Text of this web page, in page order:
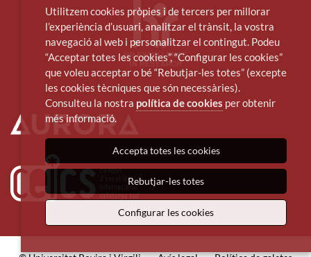
Utilitzem cookies pròpies i de tercers per millorar
l’experiència d’usuari, analitzar el trànsit, la vostra
navegació al web i personalitzar el contingut. Podeu
“Acceptar totes les cookies”, “Configurar les cookies”
que voleu acceptar o bé “Rebutjar-les totes” (excepte
les cookies tècniques que són necessàries).
Consulteu la nostra política de cookies per obtenir
més informació.
Accepta totes les cookies
Rebutjar-les totes
Configurar les cookies